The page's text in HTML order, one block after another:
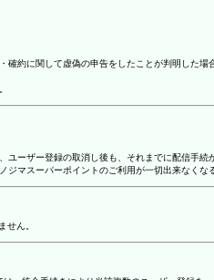
約に関して虚偽の申告をしたことが判明した
ーザー登録の取消し後も、それまでに配信手続
マスーパーポイントのご利用が一切出来なくな
せん。